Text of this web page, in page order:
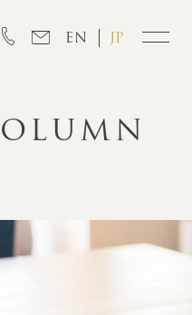
EN JP